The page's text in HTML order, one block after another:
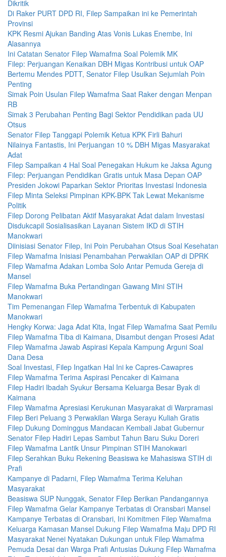
Dikritik
Di Raker PURT DPD RI, Filep Sampaikan ini ke Pemerintah
Provinsi
KPK Resmi Ajukan Banding Atas Vonis Lukas Enembe, Ini
Alasannya
Ini Catatan Senator Filep Wamafma Soal Polemik MK
Filep: Perjuangan Kenaikan DBH Migas Kontribusi untuk OAP
Bertemu Mendes PDTT, Senator Filep Usulkan Sejumlah Poin
Penting
Simak Poin Usulan Filep Wamafma Saat Raker dengan Menpan
RB
Simak 3 Perubahan Penting Bagi Sektor Pendidikan pada UU
Otsus
Senator Filep Tanggapi Polemik Ketua KPK Firli Bahuri
Nilainya Fantastis, Ini Perjuangan 10 % DBH Migas Masyarakat
Adat
Filep Sampaikan 4 Hal Soal Penegakan Hukum ke Jaksa Agung
Filep: Perjuangan Pendidikan Gratis untuk Masa Depan OAP
Presiden Jokowi Paparkan Sektor Prioritas Investasi Indonesia
Filep Minta Seleksi Pimpinan KPK-BPK Tak Lewat Mekanisme
Politik
Filep Dorong Pelibatan Aktif Masyarakat Adat dalam Investasi
Disdukcapil Sosialisasikan Layanan Sistem IKD di STIH
Manokwari
Diinisiasi Senator Filep, Ini Poin Perubahan Otsus Soal Kesehatan
Filep Wamafma Inisiasi Penambahan Perwakilan OAP di DPRK
Filep Wamafma Adakan Lomba Solo Antar Pemuda Gereja di
Mansel
Filep Wamafma Buka Pertandingan Gawang Mini STIH
Manokwari
Tim Pemenangan Filep Wamafma Terbentuk di Kabupaten
Manokwari
Hengky Korwa: Jaga Adat Kita, Ingat Filep Wamafma Saat Pemilu
Filep Wamafma Tiba di Kaimana, Disambut dengan Prosesi Adat
Filep Wamafma Jawab Aspirasi Kepala Kampung Arguni Soal
Dana Desa
Soal Investasi, Filep Ingatkan Hal Ini ke Capres-Cawapres
Filep Wamafma Terima Aspirasi Pencaker di Kaimana
Filep Hadiri Ibadah Syukur Bersama Keluarga Besar Byak di
Kaimana
Filep Wamafma Apresiasi Kerukunan Masyarakat di Warpramasi
Filep Beri Peluang 3 Perwakilan Warga Serayu Kuliah Gratis
Filep Dukung Dominggus Mandacan Kembali Jabat Gubernur
Senator Filep Hadiri Lepas Sambut Tahun Baru Suku Doreri
Filep Wamafma Lantik Unsur Pimpinan STIH Manokwari
Filep Serahkan Buku Rekening Beasiswa ke Mahasiswa STIH di
Prafi
Kampanye di Padarni, Filep Wamafma Terima Keluhan
Masyarakat
Beasiswa SUP Nunggak, Senator Filep Berikan Pandangannya
Filep Wamafma Gelar Kampanye Terbatas di Oransbari Mansel
Kampanye Terbatas di Oransbari, Ini Komitmen Filep Wamafma
Keluarga Kamasan Mansel Dukung Filep Wamafma Maju DPD RI
Masyarakat Nenei Nyatakan Dukungan untuk Filep Wamafma
Pemuda Desai dan Warga Prafi Antusias Dukung Filep Wamafma